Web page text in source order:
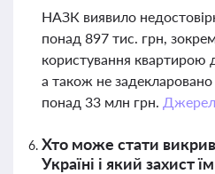
НАЗК виявило
понад 897 тис. грн,
користування квартирою
а також не
понад 33 млн грн.
Хто може стати
Україні і який захист